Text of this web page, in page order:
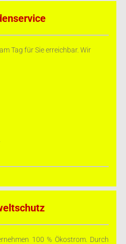
Tag für Sie erreichbar. Wir
100 % Ökostrom. Durch